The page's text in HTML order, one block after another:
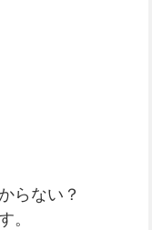
らない？
。